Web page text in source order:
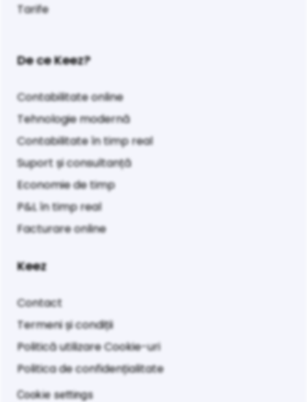
Tarife
De ce Keez?
Contabilitate online
Tehnologie modernă
Contabilitate în timp real
Suport și consultanță
Economie de timp
P&L în timp real
Facturare online
Keez
Contact
Termeni și condiții
Politică utilizare Cookie-uri
Politica de confidențialitate
Cookie settings